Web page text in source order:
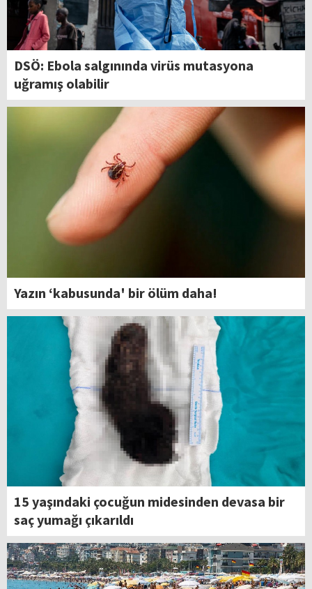
DSÖ: Ebola salgınında virüs mutasyona
uğramış olabilir
Yazın ‘kabusunda' bir ölüm daha!
15 yaşındaki çocuğun midesinden devasa bir
saç yumağı çıkarıldı